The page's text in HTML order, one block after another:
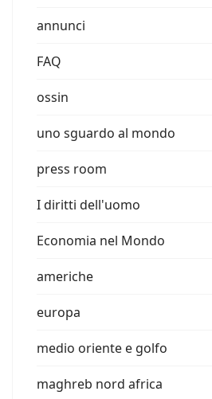
annunci
FAQ
ossin
uno sguardo al mondo
press room
I diritti dell'uomo
Economia nel Mondo
americhe
europa
medio oriente e golfo
maghreb nord africa